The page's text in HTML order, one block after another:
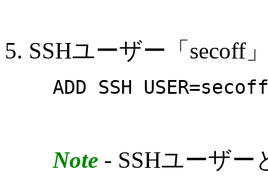
SSHユーザー「secoff
ADD SSH
Note - SSHユーザ